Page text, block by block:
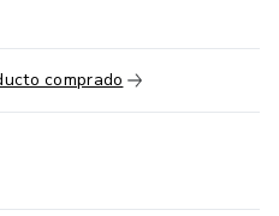
comprado